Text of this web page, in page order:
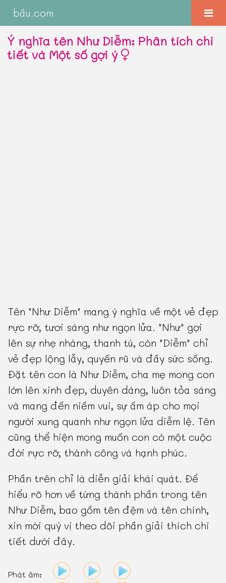
bầu.com
Ý nghĩa tên Như Diễm: Phân tích chi
tiết và Một số gợi ý
Tên "Như Diễm" mang ý nghĩa về một vẻ đẹp
rực rỡ, tươi sáng như ngọn lửa. "Như" gợi
lên sự nhẹ nhàng, thanh tú, còn "Diễm" chỉ
vẻ đẹp lộng lẫy, quyến rũ và đầy sức sống.
Đặt tên con là Như Diễm, cha mẹ mong con
lớn lên xinh đẹp, duyên dáng, luôn tỏa sáng
và mang đến niềm vui, sự ấm áp cho mọi
người xung quanh như ngọn lửa diễm lệ. Tên
cũng thể hiện mong muốn con có một cuộc
đời rực rỡ, thành công và hạnh phúc.
Phần trên chỉ là diễn giải khái quát. Để
hiểu rõ hơn về từng thành phần trong tên
Như Diễm, bao gồm tên đệm và tên chính,
xin mời quý vị theo dõi phần giải thích chi
tiết dưới đây.
Phát âm: